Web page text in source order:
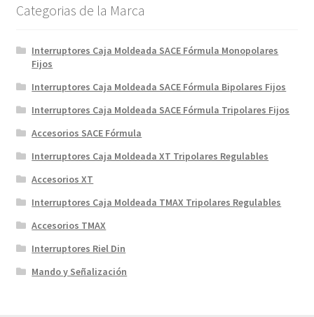
Categorias de la Marca
Interruptores Caja Moldeada SACE Fórmula Monopolares
Fijos
Interruptores Caja Moldeada SACE Fórmula Bipolares Fijos
Interruptores Caja Moldeada SACE Fórmula Tripolares Fijos
Accesorios SACE Fórmula
Interruptores Caja Moldeada XT Tripolares Regulables
Accesorios XT
Interruptores Caja Moldeada TMAX Tripolares Regulables
Accesorios TMAX
Interruptores Riel Din
Mando y Señalización